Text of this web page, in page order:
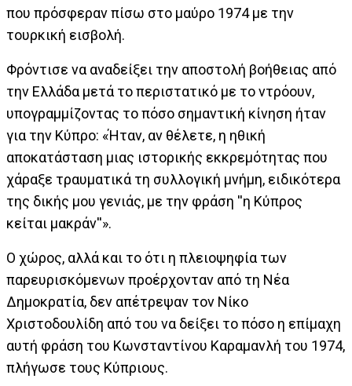
που πρόσφεραν πίσω στο μαύρο 1974 με την
τουρκική εισβολή.
Φρόντισε να αναδείξει την αποστολή βοήθειας από
την Ελλάδα μετά το περιστατικό με το ντρόουν,
υπογραμμίζοντας το πόσο σημαντική κίνηση ήταν
για την Κύπρο: «Ήταν, αν θέλετε, η ηθική
αποκατάσταση μιας ιστορικής εκκρεμότητας που
χάραξε τραυματικά τη συλλογική μνήμη, ειδικότερα
της δικής μου γενιάς, με την φράση ''η Κύπρος
κείται μακράν''».
Ο χώρος, αλλά και το ότι η πλειοψηφία των
παρευρισκόμενων προέρχονταν από τη Νέα
Δημοκρατία, δεν απέτρεψαν τον Νίκο
Χριστοδουλίδη από του να δείξει το πόσο η επίμαχη
αυτή φράση του Κωνσταντίνου Καραμανλή του 1974,
πλήγωσε τους Κύπριους.